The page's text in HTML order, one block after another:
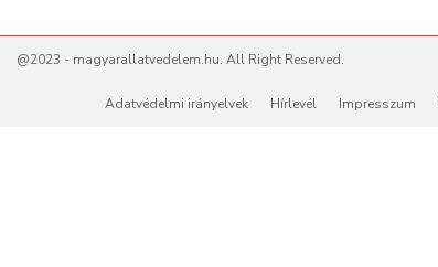
@2023 - magyarallatvedelem.hu. All Right Reserved.
Adatvédelmi irányelvek Hírlevél Impresszum